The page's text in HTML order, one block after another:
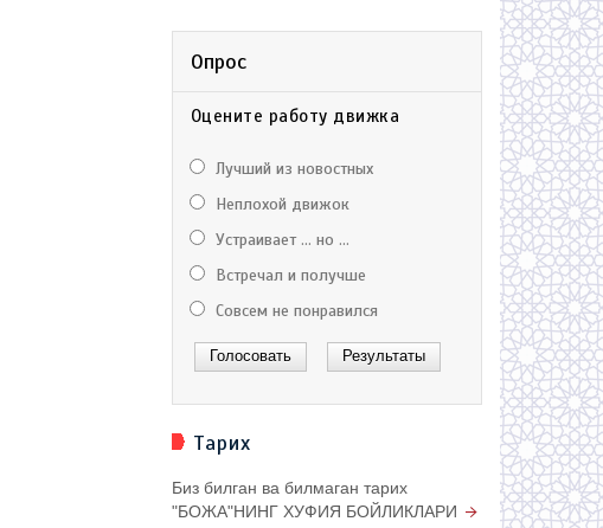
Опрос
Оцените работу движка
Лучший из новостных
Неплохой движок
Устраивает ... но ...
Встречал и получше
Совсем не понравился
Тарих
Биз билган ва билмаган тарих
"БОЖА"НИНГ ХУФИЯ БОЙЛИКЛАРИ